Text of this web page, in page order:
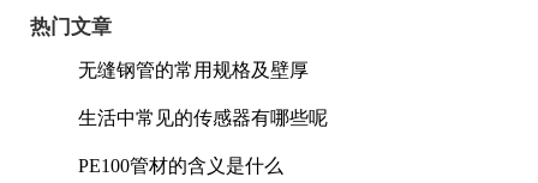
热门文章
无缝钢管的常用规格及壁厚
生活中常见的传感器有哪些呢
PE100管材的含义是什么